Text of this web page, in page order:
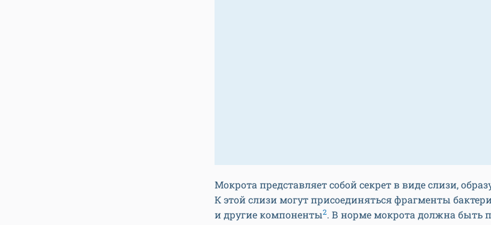
Мокрота представляет собой секрет в виде слизи,
К этой слизи могут присоединяться фрагменты
и другие компоненты2. В норме мокрота должна быть